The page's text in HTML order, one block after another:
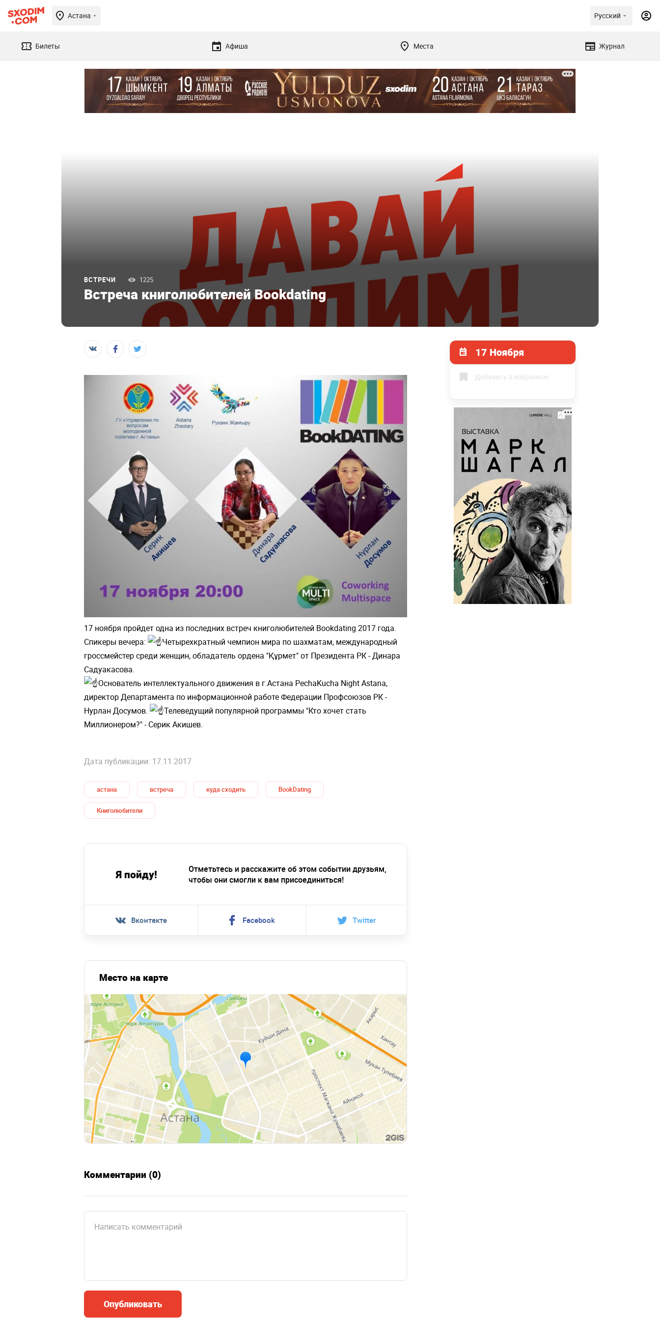
Астана Русский
Билеты Афиша Места Журнал
ВСТРЕЧИ 1225
Встреча книголюбителей Bookdating
17 Ноября
Добавить в избранное
17 ноября пройдет одна из последних встреч книголюбителей Bookdating 2017 года.
Спикеры вечера:
Четырехкратный чемпион мира по шахматам, международный
гроссмейстер среди женщин, обладатель ордена "Құрмет" от Президента РК - Динара
Садуакасова.
Основатель интеллектуального движения в г.Астана PechaKucha Night Astana,
директор Департамента по информационной работе Федерации Профсоюзов РК -
Нурлан Досумов.
Телеведущий популярной программы "Кто хочет стать
Миллионером?" - Серик Акишев.
Дата публикации: 17.11.2017
астана встреча куда сходить BookDating
Книголюбители
Я пойду!
Отметьтесь и расскажите об этом событии друзьям,
чтобы они смогли к вам присоединиться!
Вконтакте Facebook Twitter
Место на карте
Комментарии (0)
Опубликовать